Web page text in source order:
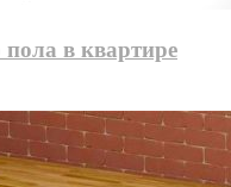
в квартире